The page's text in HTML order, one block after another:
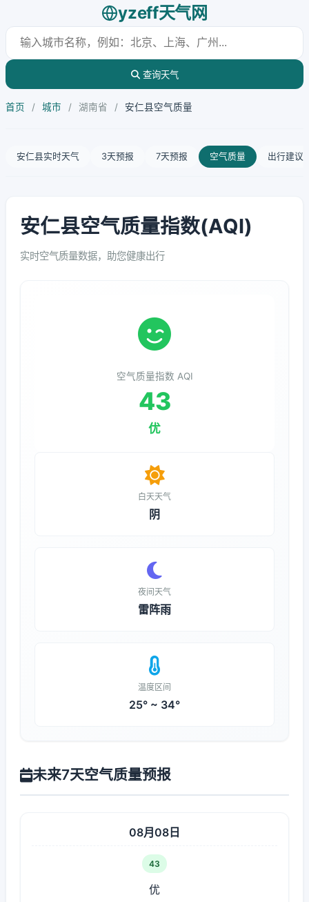
yzeff天气网
查询天气
首页 / 城市 / 湖南省 / 安仁县空气质量
安仁县实时天气 3天预报 7天预报 空气质量 出行建议
安仁县空气质量指数(AQI)
实时空气质量数据，助您健康出行
空气质量指数 AQI
43
优
白天天气
阴
夜间天气
雷阵雨
温度区间
25° ~ 34°
未来7天空气质量预报
08月08日
43
优